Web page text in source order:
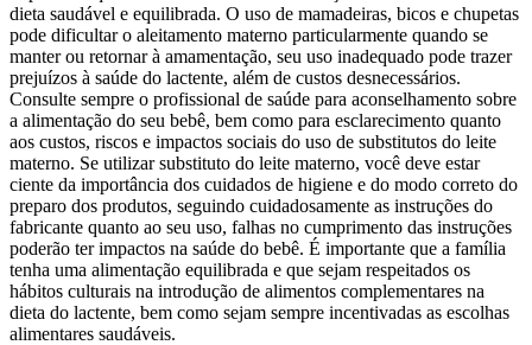
dieta saudável e equilibrada. O uso de mamadeiras, bicos e chupetas
pode dificultar o aleitamento materno particularmente quando se
manter ou retornar à amamentação, seu uso inadequado pode trazer
prejuízos à saúde do lactente, além de custos desnecessários.
Consulte sempre o profissional de saúde para aconselhamento sobre
a alimentação do seu bebê, bem como para esclarecimento quanto
aos custos, riscos e impactos sociais do uso de substitutos do leite
materno. Se utilizar substituto do leite materno, você deve estar
ciente da importância dos cuidados de higiene e do modo correto do
preparo dos produtos, seguindo cuidadosamente as instruções do
fabricante quanto ao seu uso, falhas no cumprimento das instruções
poderão ter impactos na saúde do bebê. É importante que a família
tenha uma alimentação equilibrada e que sejam respeitados os
hábitos culturais na introdução de alimentos complementares na
dieta do lactente, bem como sejam sempre incentivadas as escolhas
alimentares saudáveis.